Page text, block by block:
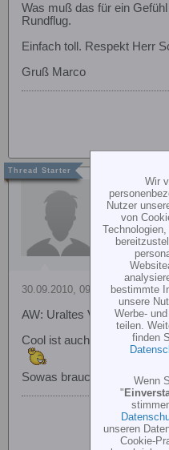
Was muß das für ein
Rundflug.
Einfach toll. Respekt Herr
Gruß Marco
Stiefel-Olm
30.09.2010, 09:08
AW: Uraltes Videomaterial
Cool ist auch der "Monitor"
Sowas brauche ich auch!
Wir
Nutzer
von
bestimmte
unsere
Werbe-
teilen.
finden
Wenn
"
unseren
Cookie-